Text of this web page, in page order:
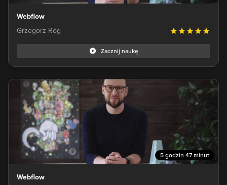
Webflow
Grzegorz Róg
Zacznij naukę
5 godzin 47 minut
Webflow